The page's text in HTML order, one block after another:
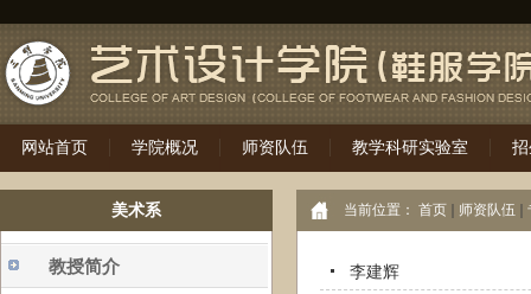
网站首页 学院概况 师资队伍 教学科研实验室
美术系
教授简介
当前位置： 首页 师资队伍
李建辉